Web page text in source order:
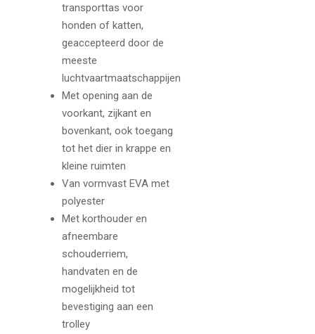
transporttas voor
honden of katten,
geaccepteerd door de
meeste
luchtvaartmaatschappijen
Met opening aan de
voorkant, zijkant en
bovenkant, ook toegang
tot het dier in krappe en
kleine ruimten
Van vormvast EVA met
polyester
Met korthouder en
afneembare
schouderriem,
handvaten en de
mogelijkheid tot
bevestiging aan een
trolley